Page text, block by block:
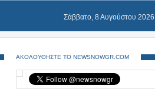
Σάββατο, 8 Αυγούστου 2026
ΑΚΟΛΟΥΘΗΣΤΕ ΤΟ NEWSNOWGR.COM